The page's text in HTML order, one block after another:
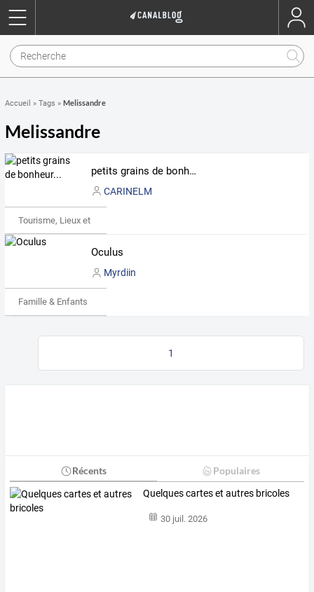
Accueil » Tags » Melissandre
Melissandre
petits grains de bonheur...
CARINELM
Tourisme, Lieux et Événements
Oculus
Myrdiin
Famille & Enfants
1
Récents Populaires
Quelques cartes et autres bricoles
30 juil. 2026